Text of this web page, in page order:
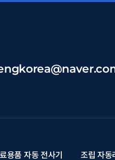
용품 자동 전사기 조립 자동